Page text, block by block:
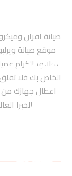
موقع صيانة
عملائها الكرام
الخاص بك فلا
اعطال جهازك من
الخبرا